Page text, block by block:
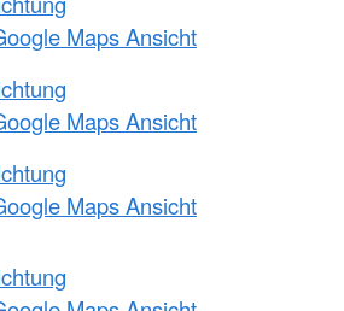
Maps Ansicht
Maps Ansicht
Maps Ansicht